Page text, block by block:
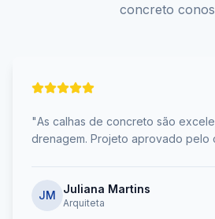
concreto
"As calhas de concreto são
drenagem. Projeto aprovado pelo
JM Juliana Martins
Arquiteta